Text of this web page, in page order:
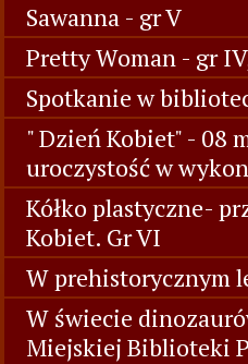
Sawanna - gr V
Pretty Woman - gr
Spotkanie w
" Dzień Kobiet" - 08
uroczystość w
Kółko plastyczne-
Kobiet. Gr VI
W prehistorycznym
W świecie
Miejskiej Biblioteki